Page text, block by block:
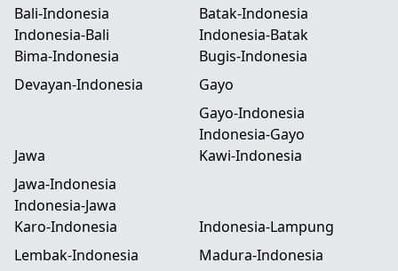
Bali-Indonesia
Indonesia-Bali
Batak-Indonesia
Indonesia-Batak
Bima-Indonesia
Bugis-Indonesia
Devayan-Indonesia
Gayo
Gayo-Indonesia
Indonesia-Gayo
Jawa
Jawa-Indonesia
Indonesia-Jawa
Kawi-Indonesia
Karo-Indonesia
Indonesia-Lampung
Lembak-Indonesia
Madura-Indonesia